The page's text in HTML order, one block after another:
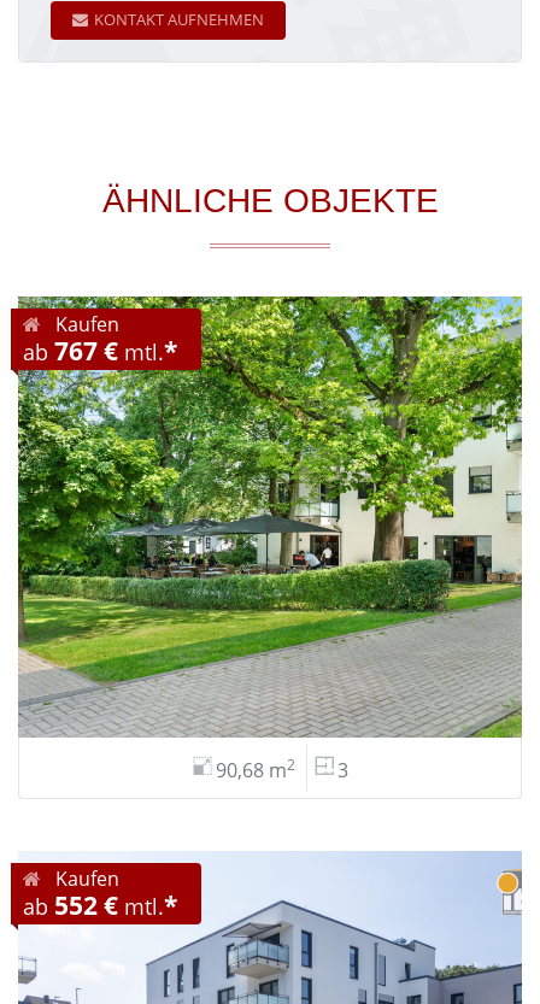
KONTAKT AUFNEHMEN
ÄHNLICHE OBJEKTE
Kaufen
ab 767 € mtl.*
90,68 m2 3
Kaufen
ab 552 € mtl.*